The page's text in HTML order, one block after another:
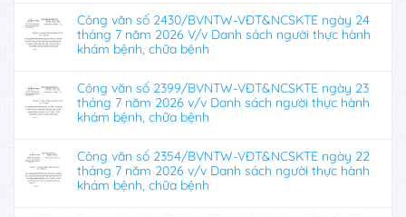
Công văn số 2430/BVNTW-VĐT&NCSKTE ngày 24
tháng 7 năm 2026 V/v Danh sách người thực hành
khám bệnh, chữa bệnh
Công văn số 2399/BVNTW-VĐT&NCSKTE ngày 23
tháng 7 năm 2026 v/v Danh sách người thực hành
khám bệnh, chữa bệnh
Công văn số 2354/BVNTW-VĐT&NCSKTE ngày 22
tháng 7 năm 2026 v/v Danh sách người thực hành
khám bệnh, chữa bệnh